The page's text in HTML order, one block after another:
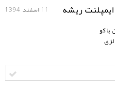
ریشه 11 اسفند, 1394